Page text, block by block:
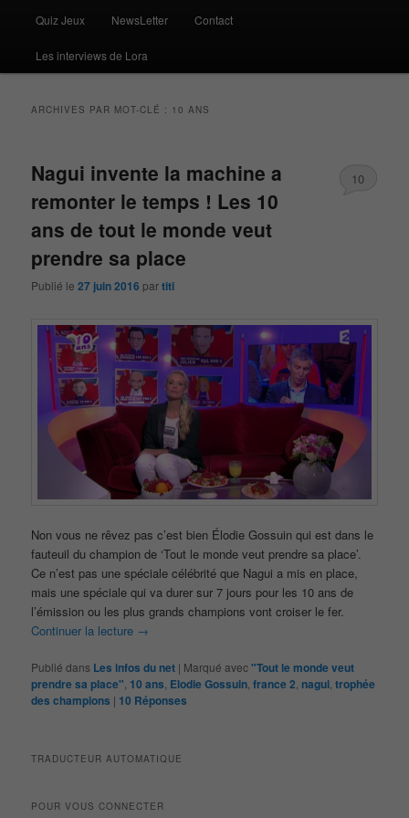
Quiz Jeux NewsLetter Contact
Les interviews de Lora
ARCHIVES PAR MOT-CLÉ : 10 ANS
Nagui invente la machine a
remonter le temps ! Les 10
ans de tout le monde veut
prendre sa place
Publié le27 juin 2016 partiti
10
Non vous ne rêvez pas c’est bien Élodie Gossuin qui est dans le
fauteuil du champion de ‘Tout le monde veut prendre sa place’.
Ce n’est pas une spéciale célébrité que Nagui a mis en place,
mais une spéciale qui va durer sur 7 jours pour les 10 ans de
l’émission ou les plus grands champions vont croiser le fer.
Continuer la lecture →
Publié dans Les infos du net | Marqué avec"Tout le monde veut
prendre sa place" 10 ans Elodie Gossuin ,france 2 nagui ,trophée
des champions | 10 Réponses
TRADUCTEUR AUTOMATIQUE
POUR VOUS CONNECTER